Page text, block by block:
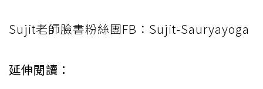
Sujit老師臉書粉絲團FB：Sujit-Sauryayoga
延伸閱讀：